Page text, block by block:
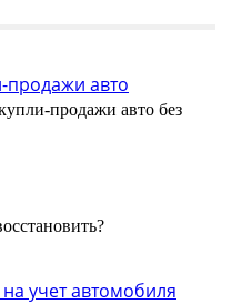
продажи авто без